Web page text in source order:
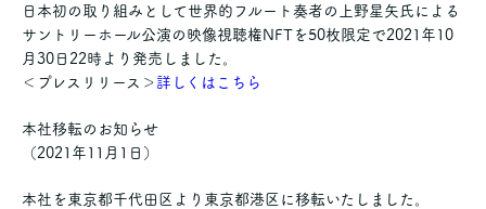
日本初の取り組みとして世界的フルート奏者の上野星矢氏による
サントリーホール公演の映像視聴権NFTを50枚限定で2021年10
月30日22時より発売しました。
＜プレスリリース＞ 詳しくはこちら
本社移転のお知らせ
（2021年11月1日）
本社を東京都千代田区より東京都港区に移転いたしました。